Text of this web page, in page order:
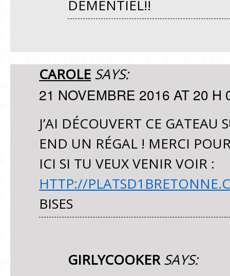
DÉMENTIEL!!
CAROLE SAYS:
21 NOVEMBRE 2016 AT 20 H
J’AI DÉCOUVERT CE GATEAU
END UN RÉGAL ! MERCI
ICI SI TU VEUX VENIR VOIR :
HTTP://
BISES
GIRLYCOOKER SAYS: